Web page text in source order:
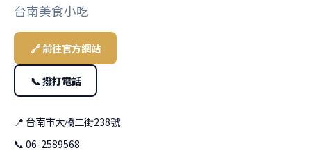
台南美食小吃
🔗 前往官方網站
📞 撥打電話
📍 台南市大橋二街238號
📞 06-2589568